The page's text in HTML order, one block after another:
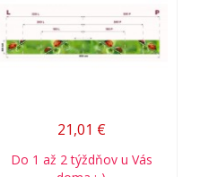
21,01 €
Do 1 až 2 týždňov u Vás